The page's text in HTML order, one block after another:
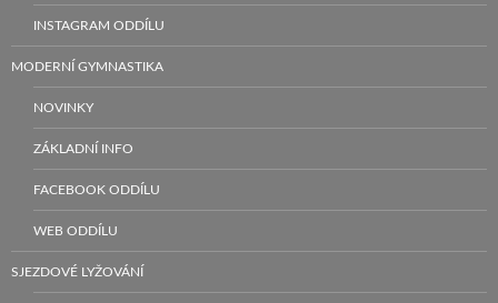
INSTAGRAM ODDÍLU
MODERNÍ GYMNASTIKA
NOVINKY
ZÁKLADNÍ INFO
FACEBOOK ODDÍLU
WEB ODDÍLU
SJEZDOVÉ LYŽOVÁNÍ